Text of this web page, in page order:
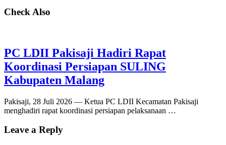
Check Also
PC LDII Pakisaji Hadiri Rapat
Koordinasi Persiapan SULING
Kabupaten Malang
Pakisaji, 28 Juli 2026 — Ketua PC LDII Kecamatan Pakisaji
menghadiri rapat koordinasi persiapan pelaksanaan …
Leave a Reply